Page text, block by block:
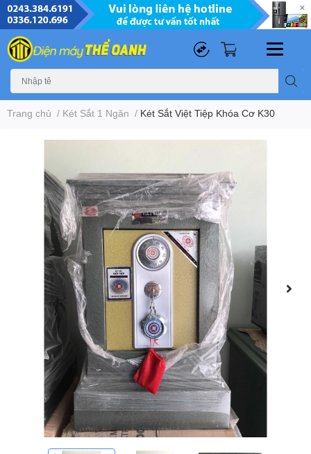
Trang chủ / Két Sắt 1 Ngăn / Két Sắt Việt Tiệp Khóa Cơ K30